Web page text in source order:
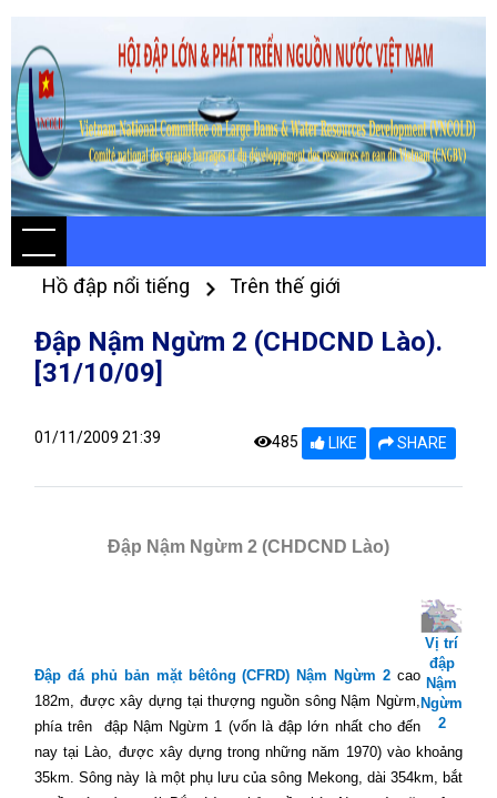
Hồ đập nổi tiếng Trên thế giới
Đập Nậm Ngừm 2 (CHDCND Lào).
[31/10/09]
01/11/2009 21:39 485 LIKE SHARE
Đập Nậm Ngừm 2 (CHDCND Lào)
Vị trí
đập
Nậm
Ngừm
2
Đập đá phủ bản mặt bêtông (CFRD) Nậm Ngừm 2 cao
182m, được xây dựng tại thượng nguồn sông Nậm Ngừm,
phía trên
đập Nậm Ngừm 1 (vốn là đập lớn nhất cho đến
nay tại Lào, được xây dựng trong những năm 1970) vào khoảng
35km. Sông này là một phụ lưu của sông Mekong, dài 354km, bắt